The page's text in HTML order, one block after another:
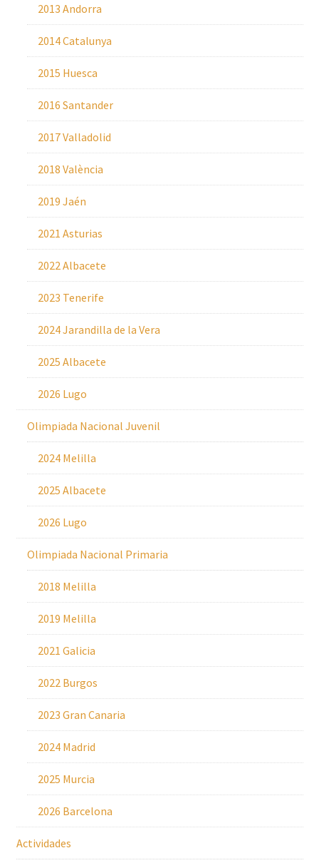
2013 Andorra
2014 Catalunya
2015 Huesca
2016 Santander
2017 Valladolid
2018 València
2019 Jaén
2021 Asturias
2022 Albacete
2023 Tenerife
2024 Jarandilla de la Vera
2025 Albacete
2026 Lugo
Olimpiada Nacional Juvenil
2024 Melilla
2025 Albacete
2026 Lugo
Olimpiada Nacional Primaria
2018 Melilla
2019 Melilla
2021 Galicia
2022 Burgos
2023 Gran Canaria
2024 Madrid
2025 Murcia
2026 Barcelona
Actividades